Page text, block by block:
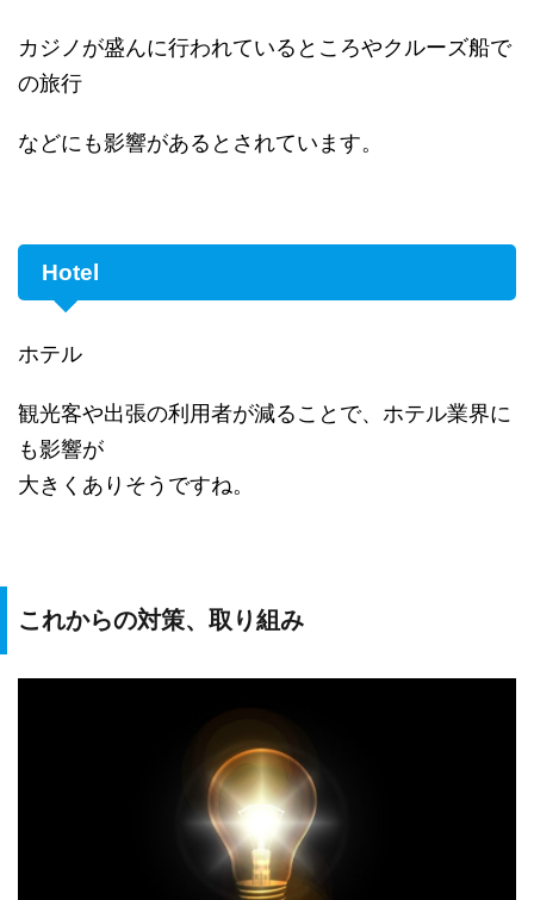
カジノが盛んに行われているところやクルーズ船で
の旅行
などにも影響があるとされています。
Hotel
ホテル
観光客や出張の利用者が減ることで、ホテル業界に
も影響が
大きくありそうですね。
これからの対策、取り組み